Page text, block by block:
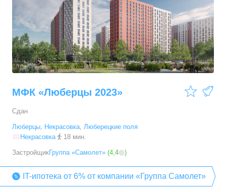
МФК «Люберцы 2023»
Сдан
Люберцы, Некрасовка, Люберецкие поля
Некрасовка
18 мин.
ЗастройщикГруппа «Самолет» (4,4 )
IT-ипотека от 6% от компании «Группа Самолет»